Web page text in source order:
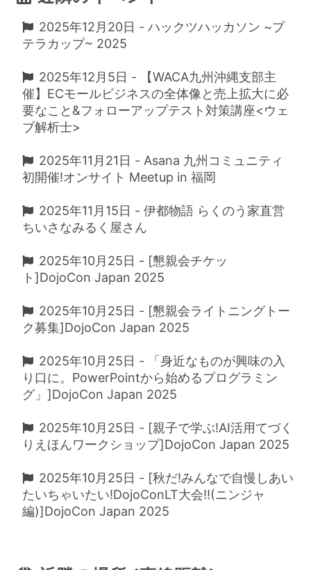
2025年12月20日 - ハックツハッカソン ~プ
テラカップ~ 2025
2025年12月5日 - 【WACA九州沖縄支部主
催】ECモールビジネスの全体像と売上拡大に必
要なこと&フォローアップテスト対策講座<ウェ
ブ解析士>
2025年11月21日 - Asana 九州コミュニティ
初開催!オンサイト Meetup in 福岡
2025年11月15日 - 伊都物語 らくのう家直営
ちいさなみるく屋さん
2025年10月25日 - [懇親会チケッ
ト]DojoCon Japan 2025
2025年10月25日 - [懇親会ライトニングトー
ク募集]DojoCon Japan 2025
2025年10月25日 - 「身近なものが興味の入
り口に。PowerPointから始めるプログラミン
グ」]DojoCon Japan 2025
2025年10月25日 - [親子で学ぶ!AI活用てづく
りえほんワークショップ]DojoCon Japan 2025
2025年10月25日 - [秋だ!みんなで自慢しあい
たいちゃいたい!DojoConLT大会!!(ニンジャ
編)]DojoCon Japan 2025